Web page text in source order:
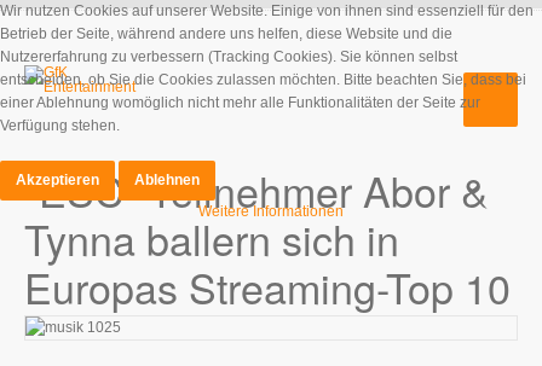
"ESC"-Teilnehmer Abor &
Tynna ballern sich in
Europas Streaming-Top 10
Wir nutzen Cookies auf unserer Website. Einige von ihnen sind essenziell für den
Betrieb der Seite, während andere uns helfen, diese Website und die
Nutzererfahrung zu verbessern (Tracking Cookies). Sie können selbst
entscheiden, ob Sie die Cookies zulassen möchten. Bitte beachten Sie, dass bei
einer Ablehnung womöglich nicht mehr alle Funktionalitäten der Seite zur
Verfügung stehen.
Akzeptieren
Ablehnen
Weitere Informationen